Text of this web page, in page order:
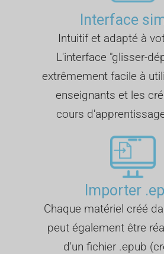
Interface
Intuitif et adapté à
L'interface "glisser-
extrêmement facile à
enseignants et les
cours
Importer
Chaque matériel créé
peut également être
d'un fichier .epub